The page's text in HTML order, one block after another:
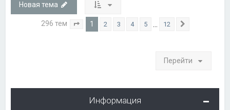
Новая тема
296 тем Страница из 12
1 2 3 4 5 12
Перейти
Информация